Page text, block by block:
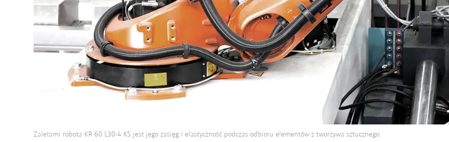
Zaletami robota KR 60 L30-4 KS jest jego zasięg i elastyczność podczas odbioru elementów z tworzywa sztucznego.